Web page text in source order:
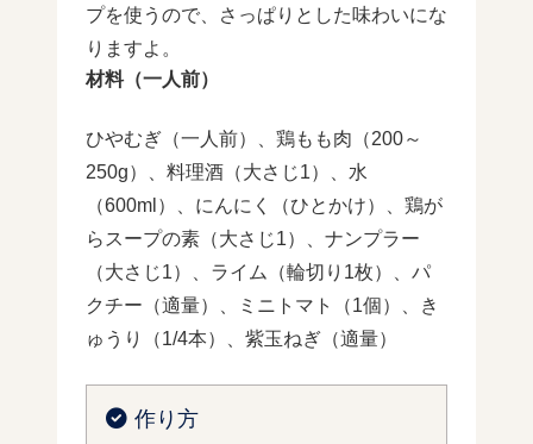
プを使うので、さっぱりとした味わいにな
りますよ。
材料（一人前）
ひやむぎ（一人前）、鶏もも肉（200～
250g）、料理酒（大さじ1）、水
（600ml）、にんにく（ひとかけ）、鶏が
らスープの素（大さじ1）、ナンプラー
（大さじ1）、ライム（輪切り1枚）、パ
クチー（適量）、ミニトマト（1個）、き
ゅうり（1/4本）、紫玉ねぎ（適量）
作り方